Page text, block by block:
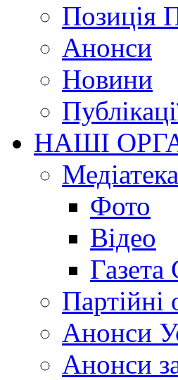
Позиція
Анонси
Новини
НАШІ
Медіатека
Фото
Відео
Партійні
Анонси
Анонси